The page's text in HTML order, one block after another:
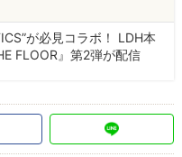
が必見コラボ！ LDH本
FLOOR』第2弾が配信